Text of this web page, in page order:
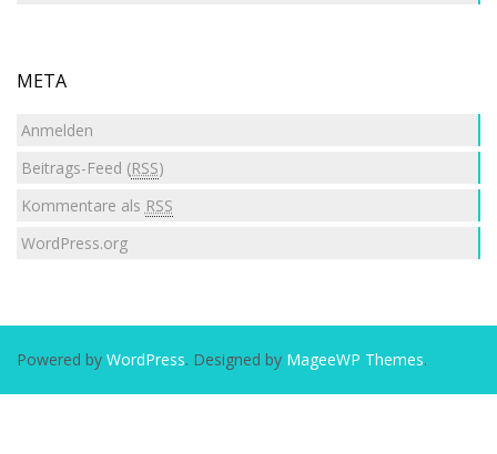
META
Anmelden
Beitrags-Feed (RSS)
Kommentare als RSS
WordPress.org
Powered by WordPress. Designed by MageeWP Themes.